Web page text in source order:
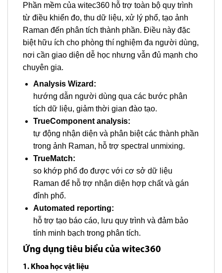
Phần mềm của witec360 hỗ trợ toàn bộ quy trình
từ điều khiển đo, thu dữ liệu, xử lý phổ, tạo ảnh
Raman đến phân tích thành phần. Điều này đặc
biệt hữu ích cho phòng thí nghiệm đa người dùng,
nơi cần giao diện dễ học nhưng vẫn đủ mạnh cho
chuyên gia.
Analysis Wizard:
hướng dẫn người dùng qua các bước phân
tích dữ liệu, giảm thời gian đào tạo.
TrueComponent analysis:
tự động nhận diện và phân biệt các thành phần
trong ảnh Raman, hỗ trợ spectral unmixing.
TrueMatch:
so khớp phổ đo được với cơ sở dữ liệu
Raman để hỗ trợ nhận diện hợp chất và gán
đỉnh phổ.
Automated reporting:
hỗ trợ tạo báo cáo, lưu quy trình và đảm bảo
tính minh bạch trong phân tích.
Ứng dụng tiêu biểu của witec360
1. Khoa học vật liệu